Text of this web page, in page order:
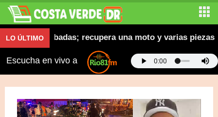
LO ÚLTIMOrobadas; recupera una moto y varias piezas
Escucha en vivo a